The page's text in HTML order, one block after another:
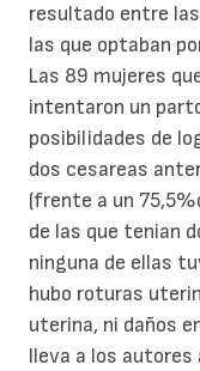
resultado entre
las que optaban
Las 89 mujeres
intentaron un
posibilidades de
dos cesareas
(frente a un
de las que tenian
ninguna de ellas
hubo roturas
uterina, ni daños
lleva a los autores